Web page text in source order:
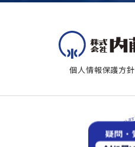
個人情報保護方針